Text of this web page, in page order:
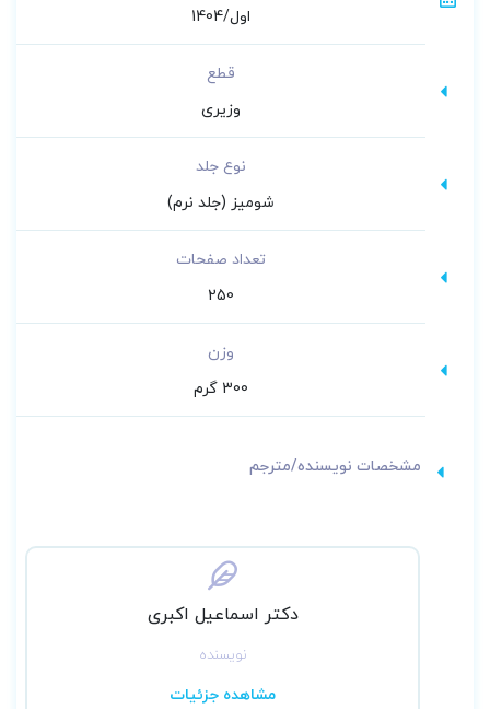
اول/1404
قطع
وزیری
نوع جلد
شومیز (جلد نرم)
تعداد صفحات
250
وزن
300 گرم
مشخصات نویسنده/مترجم
دکتر اسماعیل اکبری
نویسنده
مشاهده جزئیات